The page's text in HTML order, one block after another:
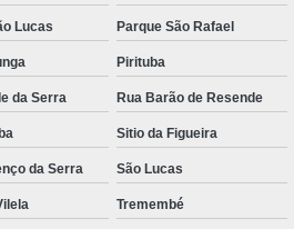
Lucas Parque São Rafael
Pirituba
da Serra Rua Barão de Resende
Sitio da Figueira
da Serra São Lucas
Tremembé